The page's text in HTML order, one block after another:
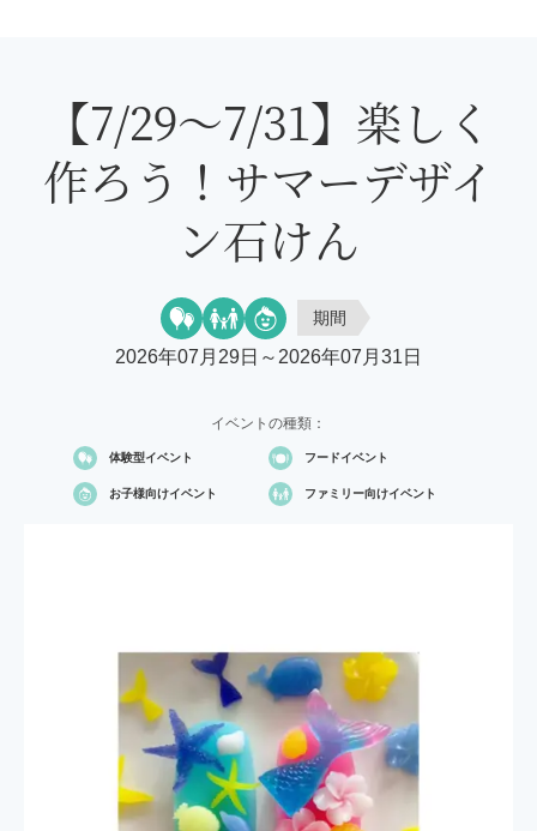
【7/29～7/31】楽しく
作ろう！サマーデザイ
ン石けん
期間
2026年07月29日～2026年07月31日
イベントの種類：
体験型イベント フードイベント
お子様向けイベント ファミリー向けイベント